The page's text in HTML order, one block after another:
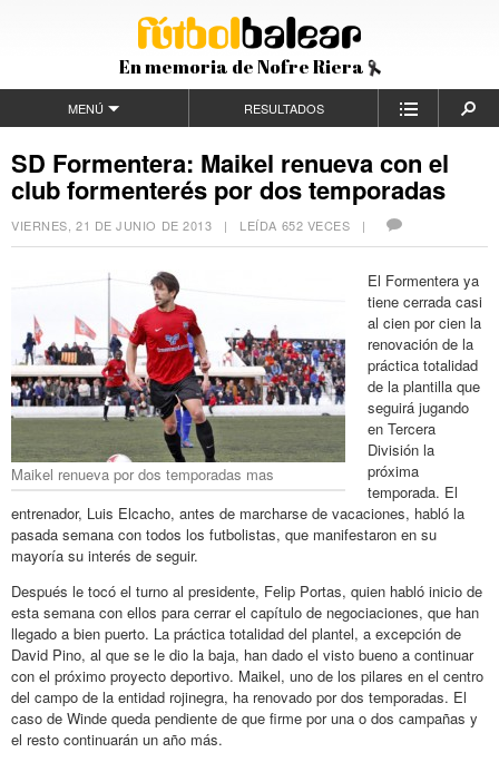
En memoria de Nofre Riera
MENÚ RESULTADOS
SD Formentera: Maikel renueva con el
club formenterés por dos temporadas
VIERNES, 21 DE JUNIO DE 2013 | LEÍDA 652 VECES |
Maikel renueva por dos temporadas mas
El Formentera ya
tiene cerrada casi
al cien por cien la
renovación de la
práctica totalidad
de la plantilla que
seguirá jugando
en Tercera
División la
próxima
temporada. El
entrenador, Luis Elcacho, antes de marcharse de vacaciones, habló la
pasada semana con todos los futbolistas, que manifestaron en su
mayoría su interés de seguir.
Después le tocó el turno al presidente, Felip Portas, quien habló inicio de
esta semana con ellos para cerrar el capítulo de negociaciones, que han
llegado a bien puerto. La práctica totalidad del plantel, a excepción de
David Pino, al que se le dio la baja, han dado el visto bueno a continuar
con el próximo proyecto deportivo. Maikel, uno de los pilares en el centro
del campo de la entidad rojinegra, ha renovado por dos temporadas. El
caso de Winde queda pendiente de que firme por una o dos campañas y
el resto continuarán un año más.